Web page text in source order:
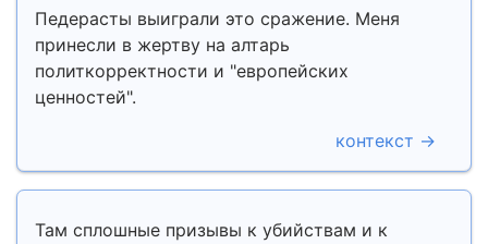
Педерасты выиграли это сражение. Меня
принесли в жертву на алтарь
политкорректности и "европейских
ценностей".
контекст →
Там сплошные призывы к убийствам и к